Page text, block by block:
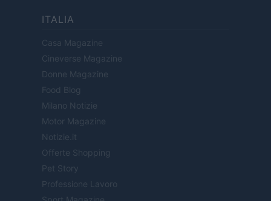
ITALIA
Casa Magazine
Cineverse Magazine
Donne Magazine
Food Blog
Milano Notizie
Motor Magazine
Notizie.it
Offerte Shopping
Pet Story
Professione Lavoro